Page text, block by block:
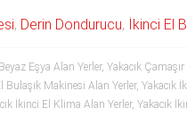
, Derin Dondurucu, İkinci El
Eşya Alan Yerler, Yakacık
Bulaşık Makinesi Alan Yerler, Yakacık
İkinci El Klima Alan Yerler, Yakacık